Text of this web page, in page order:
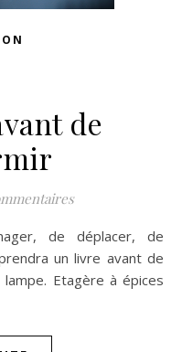
de
un livre avant de
lampe. Etagère à épices